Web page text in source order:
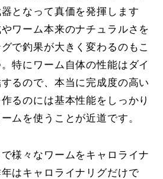
となって真価を発揮します
ワーム本来のナチュラルさを
で釣果が大きく変わるのもこ
特にワーム自体の性能はダイ
るので、本当に完成度の高い
るのには基本性能をしっかり
ムを使うことが近道です。
様々なワームをキャロライナ
はキャロライナリグだけで